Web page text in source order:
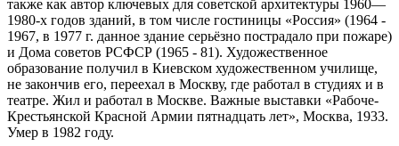
также как автор ключевых для советской архитектуры 1960—
1980-х годов зданий, в том числе гостиницы «Россия» (1964 -
1967, в 1977 г. данное здание серьёзно пострадало при пожаре)
и Дома советов РСФСР (1965 - 81). Художественное
образование получил в Киевском художественном училище,
не закончив его, переехал в Москву, где работал в студиях и в
театре. Жил и работал в Москве. Важные выставки «Рабоче-
Крестьянской Красной Армии пятнадцать лет», Москва, 1933.
Умер в 1982 году.